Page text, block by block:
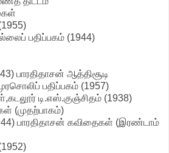
பதிப்பகம் (1944)
பாரதிதாசன் ஆத்திசூடி
பதிப்பகம் (1957)
டி.எஸ்.குஞ்சிதம் (1938)
(முதற்பாகம்)
பாரதிதாசன் கவிதைகள் (இரண்டாம்